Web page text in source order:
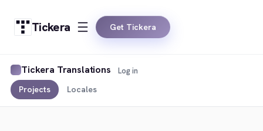
Tickera Get Tickera
Tickera Translations
Projects Locales
Log in